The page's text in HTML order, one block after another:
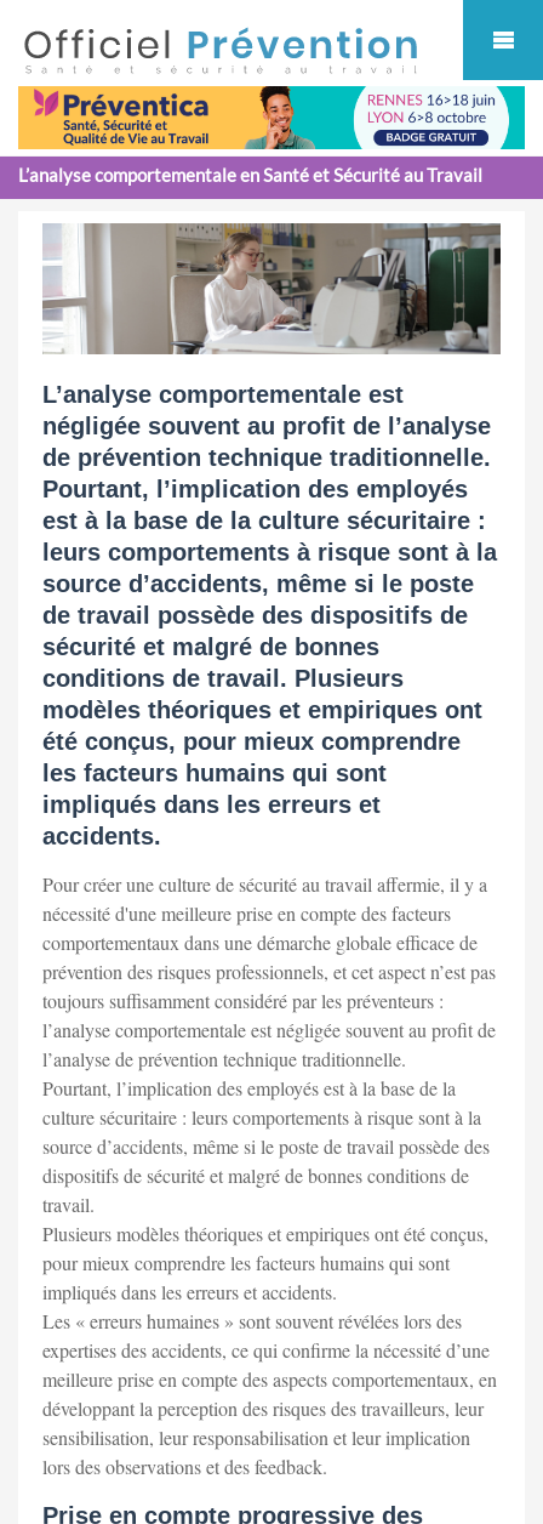
L’analyse comportementale en Santé et Sécurité au Travail
L’analyse comportementale est
négligée souvent au profit de l’analyse
de prévention technique traditionnelle.
Pourtant, l’implication des employés
est à la base de la culture sécuritaire :
leurs comportements à risque sont à la
source d’accidents, même si le poste
de travail possède des dispositifs de
sécurité et malgré de bonnes
conditions de travail. Plusieurs
modèles théoriques et empiriques ont
été conçus, pour mieux comprendre
les facteurs humains qui sont
impliqués dans les erreurs et
accidents.
Pour créer une culture de sécurité au travail affermie, il y a
nécessité d'une meilleure prise en compte des facteurs
comportementaux dans une démarche globale efficace de
prévention des risques professionnels, et cet aspect n’est pas
toujours suffisamment considéré par les préventeurs :
l’analyse comportementale est négligée souvent au profit de
l’analyse de prévention technique traditionnelle.
Pourtant, l’implication des employés est à la base de la
culture sécuritaire : leurs comportements à risque sont à la
source d’accidents, même si le poste de travail possède des
dispositifs de sécurité et malgré de bonnes conditions de
travail.
Plusieurs modèles théoriques et empiriques ont été conçus,
pour mieux comprendre les facteurs humains qui sont
impliqués dans les erreurs et accidents.
Les « erreurs humaines » sont souvent révélées lors des
expertises des accidents, ce qui confirme la nécessité d’une
meilleure prise en compte des aspects comportementaux, en
développant la perception des risques des travailleurs, leur
sensibilisation, leur responsabilisation et leur implication
lors des observations et des feedback.
Prise en compte progressive des